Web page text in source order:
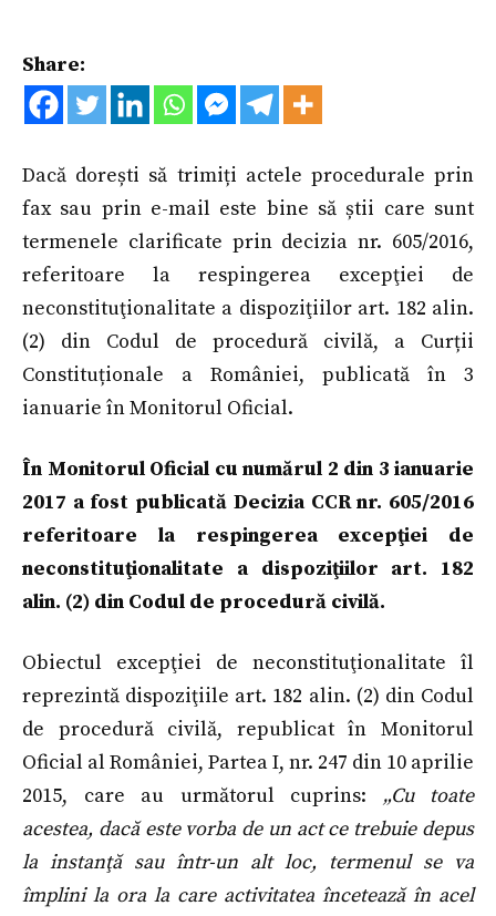
Share:
Dacă dorești să trimiți actele procedurale prin
fax sau prin e-mail este bine să știi care sunt
termenele clarificate prin decizia nr. 605/2016,
referitoare la respingerea excepţiei de
neconstituţionalitate a dispoziţiilor art. 182 alin.
(2) din Codul de procedură civilă, a Curții
Constituționale a României, publicată în 3
ianuarie în Monitorul Oficial.
În Monitorul Oficial cu numărul 2 din 3 ianuarie
2017 a fost publicată Decizia CCR nr. 605/2016
referitoare la respingerea excepţiei de
neconstituţionalitate a dispoziţiilor art. 182
alin. (2) din Codul de procedură civilă.
Obiectul excepţiei de neconstituţionalitate îl
reprezintă dispoziţiile art. 182 alin. (2) din Codul
de procedură civilă, republicat în Monitorul
Oficial al României, Partea I, nr. 247 din 10 aprilie
2015, care au următorul cuprins: „Cu toate
acestea, dacă este vorba de un act ce trebuie depus
la instanţă sau într-un alt loc, termenul se va
împlini la ora la care activitatea încetează în acel